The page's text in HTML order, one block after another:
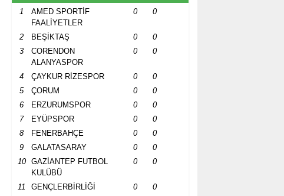
1
AMED SPORTİF
FAALİYETLER
0 0
2 BEŞİKTAŞ 0
0
3
CORENDON
ALANYASPOR
0 0
4 ÇAYKUR RİZESPOR 0
0
5
ÇORUM 0
0
6
ERZURUMSPOR 0
0
7
EYÜPSPOR 0
0
8
FENERBAHÇE 0
0
9
GALATASARAY 0
0
10
GAZİANTEP FUTBOL
KULÜBÜ
0 0
11 GENÇLERBİRLİĞİ 0
0